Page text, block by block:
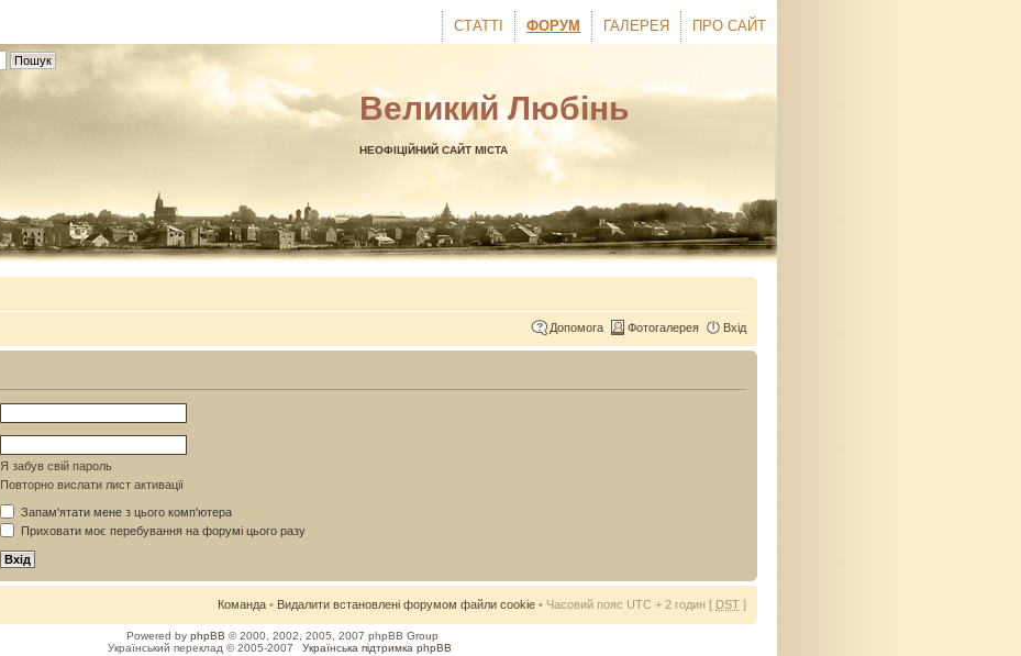
ПРО САЙТ
ГАЛЕРЕЯ
ФОРУМ
СТАТТІ
Великий Любінь
НЕОФІЦІЙНИЙ САЙТ МІСТА
Допомога Фотогалерея Вхід
Я забув свій пароль
Повторно вислати лист активації
Запам'ятати мене з цього комп'ютера
Приховати моє перебування на форумі цього разу
Команда • Видалити встановлені форумом файли cookie • Часовий пояс UTC + 2 годин [ DST ]
Powered by phpBB © 2000, 2002, 2005, 2007 phpBB Group
Український переклад © 2005-2007
Українська підтримка phpBB